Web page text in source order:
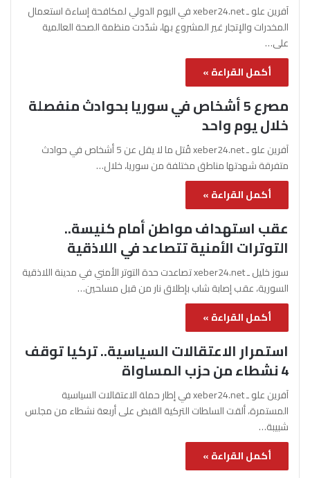
آفرين علو ـ xeber24.net في اليوم الدولي لمكافحة إساءة استعمال
المخدرات والإتجار غير المشروع بها، شدّدت منظمة الصحة العالمية
على…
أكمل القراءة »
مصرع 5 أشخاص في سوريا بحوادث منفصلة
خلال يوم واحد
آفرين علو ـ xeber24.net قُتل ما لا يقل عن 5 أشخاص في حوادث
متفرقة شهدتها مناطق مختلفة من سوريا، خلال…
أكمل القراءة »
عقب استهداف مواطن أمام كنيسة..
التوترات الأمنية تتصاعد في اللاذقية
سوز خليل ـ xeber24.net تصاعدت حدة التوتر الأمني في مدينة اللاذقية
السورية، عقب إصابة شاب بإطلاق نار من قبل مسلحين…
أكمل القراءة »
استمرار الاعتقالات السياسية.. تركيا توقف
4 نشطاء من حزب المساواة
آفرين علو ـ xeber24.net في إطار حملة الاعتقالات السياسية
المستمرة، ألقت السلطات التركية القبض على أربعة نشطاء من مجلس
شبيبة…
أكمل القراءة »